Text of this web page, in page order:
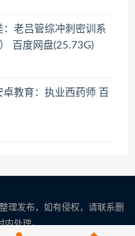
老吕管综冲刺密训系
百度网盘(25.73G)
教育：执业西药师 百
理发布，如有侵权，请联系删
内处理。